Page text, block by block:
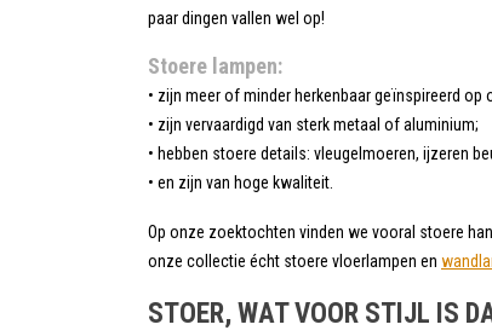
paar dingen vallen wel op!
Stoere lampen:
• zijn meer of minder herkenbaar geïnspireerd op
• zijn vervaardigd van sterk metaal of aluminium;
• hebben stoere details: vleugelmoeren, ijzeren
• en zijn van hoge kwaliteit.
Op onze zoektochten vinden we vooral stoere
onze collectie écht stoere vloerlampen en
STOER, WAT VOOR STIJL IS